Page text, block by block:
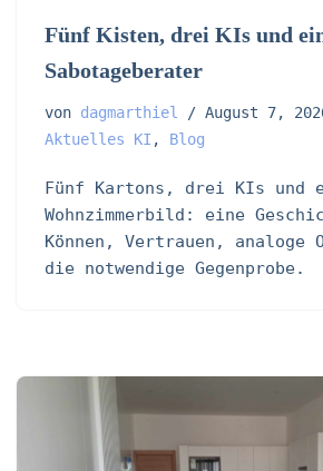
Fünf Kisten, drei KIs und
Sabotageberater
von dagmarthiel
August 7,
Aktuelles KI , Blog
Fünf Kartons, drei KIs und
Wohnzimmerbild: eine
Können, Vertrauen, analoge
die notwendige Gegenprobe.